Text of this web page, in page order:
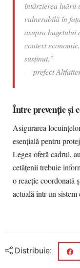
întârzierea luării
vulnerabilă în
asupra
context
susținut.”
—prefect
Între prevenție și
Asigurarea
esențială pentru
Legea oferă cadrul,
cetățenii trebuie
o reacție coordonată
actuală într-un
Distribuie: